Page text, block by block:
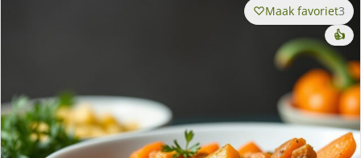
Maak favoriet3
👍